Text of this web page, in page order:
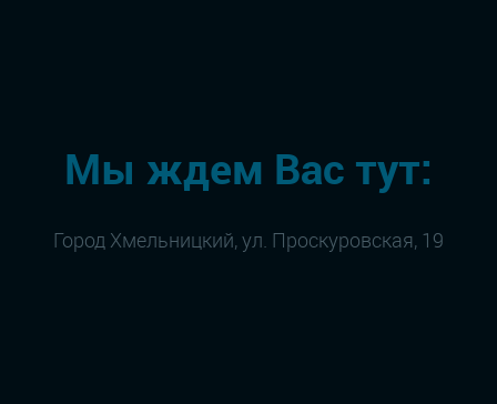
Мы ждем Вас тут:
Город Хмельницкий, ул. Проскуровская, 19